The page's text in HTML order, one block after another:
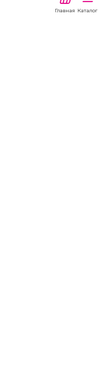
Главная Каталог